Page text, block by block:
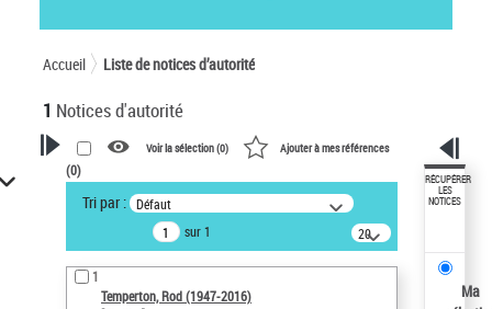
Accueil Liste de notices d’autorité
1 Notices d'autorité
VOTRE RECHERCHE
Recherche avancée dans les
notices d’autorité
Œuvres liées à l'auteur :
Temperton, Rod (1947-2016)
Voir la sélection (0) Ajouter à mes références
(0)
Tri par : Défaut
sur 1
20
résultats/page
1
Temperton, Rod (1947-2016)
RÉCUPÉRER
LES
NOTICES
Ma